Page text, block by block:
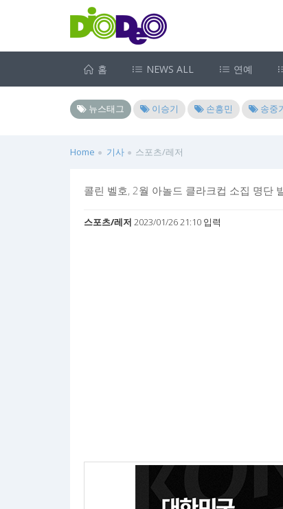
홈 NEWS ALL 연예
뉴스태그 이승기 손흥민 송중
Home 기사 스포츠/레저
콜린 벨호, 2월 아놀드 클라크컵 소집 명단
스포츠/레저 2023/01/26 21:10 입력